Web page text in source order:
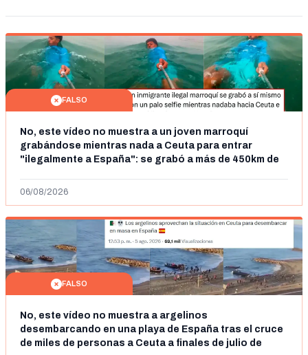
FALSO
No, este vídeo no muestra a un joven marroquí
grabándose mientras nada a Ceuta para entrar
"ilegalmente a España": se grabó a más de 450km de
06/08/2026
FALSO
No, este vídeo no muestra a argelinos
desembarcando en una playa de España tras el cruce
de miles de personas a Ceuta a finales de julio de